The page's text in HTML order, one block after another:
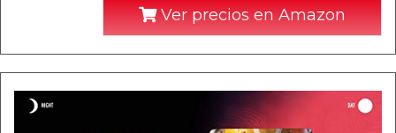
Ver precios en Amazon